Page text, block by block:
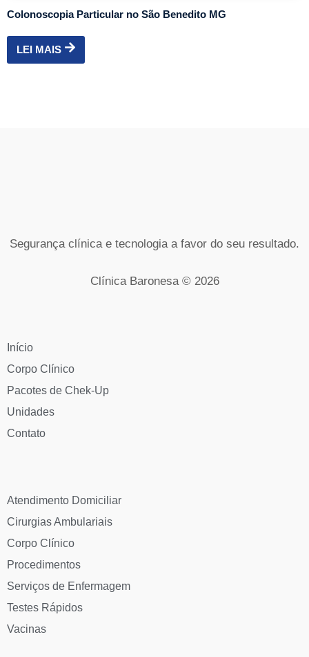
Colonoscopia Particular no São Benedito MG
LEI MAIS
Segurança clínica e tecnologia a favor do seu resultado.
Clínica Baronesa © 2026
Início
Corpo Clínico
Pacotes de Chek-Up
Unidades
Contato
Atendimento Domiciliar
Cirurgias Ambulariais
Corpo Clínico
Procedimentos
Serviços de Enfermagem
Testes Rápidos
Vacinas